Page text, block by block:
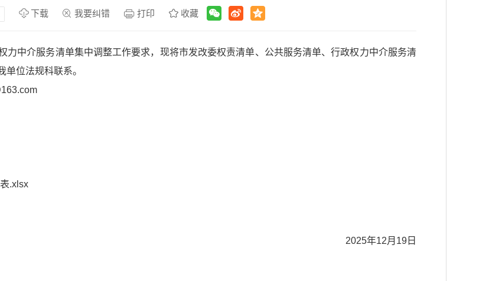
下载 我要纠错 打印 收藏
力中介服务清单集中调整工作要求，现将市发改委权责清单、公共服务清单、行政权力中介服务清
位法规科联系。
.xlsx
2025年12月19日